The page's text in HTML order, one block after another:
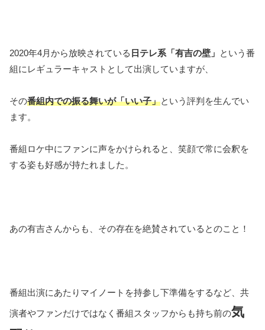
2020年4月から放映されている 日テレ系「有吉の壁」 という番
組にレギュラーキャストとして出演していますが、
その番組内での振る舞いが「いい子」という評判を生んでい
ます。
番組ロケ中にファンに声をかけられると、笑顔で常に会釈を
する姿も好感が持たれました。
あの有吉さんからも、その存在を絶賛されているとのこと！
番組出演にあたりマイノートを持参し下準備をするなど、共
演者やファンだけではなく番組スタッフからも持ち前の気